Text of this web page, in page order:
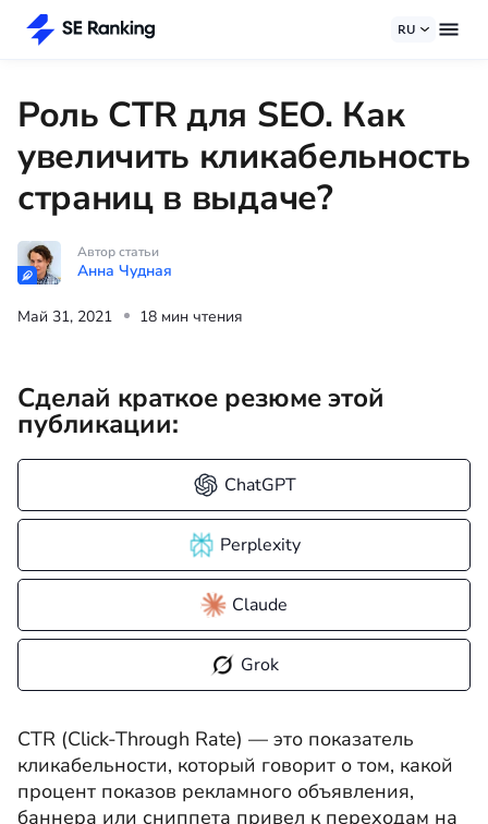
RU
Роль CTR для SEO. Как
увеличить кликабельность
страниц в выдаче?
Автор статьи
Анна Чудная
Май 31, 2021 18 мин чтения
Сделай краткое резюме этой
публикации:
ChatGPT
Perplexity
Claude
Grok
CTR (Click-Through Rate) — это показатель
кликабельности, который говорит о том, какой
процент показов рекламного объявления,
баннера или сниппета привел к переходам на